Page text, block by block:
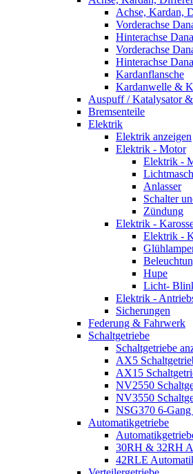
Achse, Kardan,
Vorderachse
Hinterachse
Vorderachse
Hinterachse
Kardanflansche
Kardanwelle &
Auspuff / Katalysator
Bremsenteile
Elektrik
Elektrik anzeigen
Elektrik - Motor
Elektrik -
Anlasser
Schalter
Zündung
Elektrik -
Elektrik -
Hupe
Licht-
Elektrik -
Sicherungen
Federung & Fahrwerk
Schaltgetriebe
Schaltgetriebe
AX5
AX15
NV2550
NV3550
NSG370 6-Gang
Automatikgetriebe
30RH & 32RH
42RLE